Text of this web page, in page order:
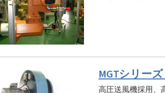
MGTシリー
高圧送風機採用、